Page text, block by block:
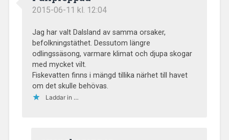
2015-06-11 kl. 12:04
Jag har valt Dalsland av samma orsaker,
befolkningstäthet. Dessutom längre
odlingssäsong, varmare klimat och djupa skogar
med mycket vilt.
Fiskevatten finns i mängd tillika närhet till havet
om det skulle behövas.
Laddar in …